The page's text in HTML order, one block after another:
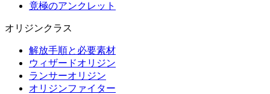
竟極のアンクレット
オリジンクラス
解放手順と必要素材
ウィザードオリジン
ランサーオリジン
オリジンファイター